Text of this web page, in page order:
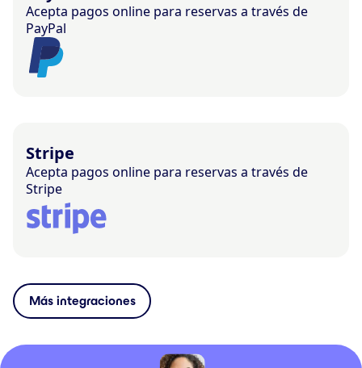
Acepta pagos online para reservas a través de
PayPal
Stripe
Acepta pagos online para reservas a través de
Stripe
Más integraciones